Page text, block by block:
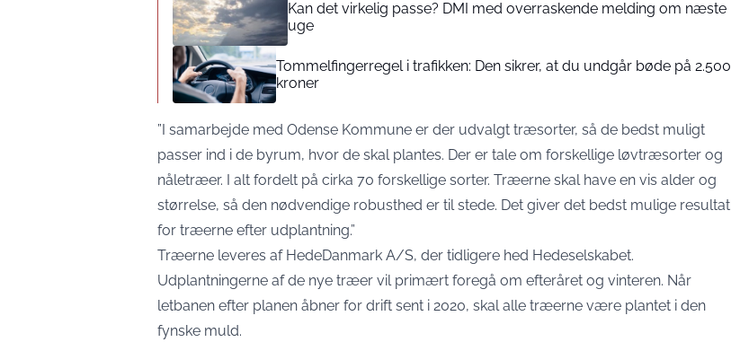
Kan det virkelig passe? DMI med overraskende melding om næste
uge
Tommelfingerregel i trafikken: Den sikrer, at du undgår bøde på 2.500
kroner
”I samarbejde med Odense Kommune er der udvalgt træsorter, så de bedst muligt
passer ind i de byrum, hvor de skal plantes. Der er tale om forskellige løvtræsorter og
nåletræer. I alt fordelt på cirka 70 forskellige sorter. Træerne skal have en vis alder og
størrelse, så den nødvendige robusthed er til stede. Det giver det bedst mulige resultat
for træerne efter udplantning.”
Træerne leveres af HedeDanmark A/S, der tidligere hed Hedeselskabet.
Udplantningerne af de nye træer vil primært foregå om efteråret og vinteren. Når
letbanen efter planen åbner for drift sent i 2020, skal alle træerne være plantet i den
fynske muld.